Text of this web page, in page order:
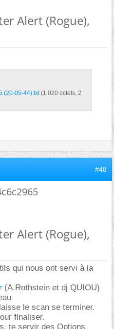
Alert (Rogue),
(20-05-44).txt‎(1 020 octets, 2
#48
Alert (Rogue),
qui nous ont servi à la
(A.Rothstein et dj QUIOU)
le scan se terminer.
finaliser.
te servir des Options